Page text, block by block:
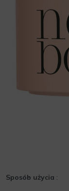
Sposób użycia :